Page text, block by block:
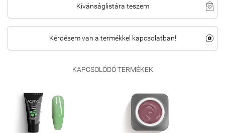
Kívánságlistára teszem
Kérdésem van a termékkel kapcsolatban!
KAPCSOLÓDÓ TERMÉKEK